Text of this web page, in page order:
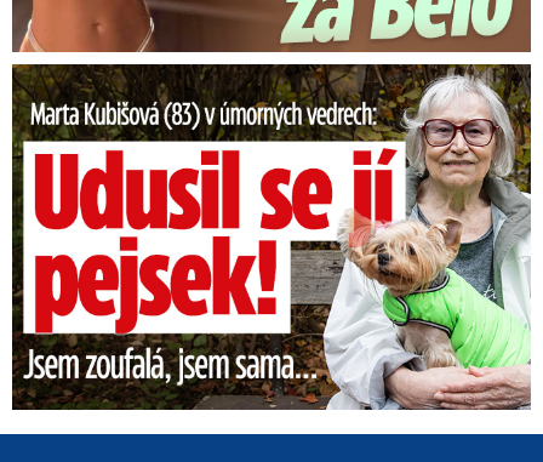
Marta Kubišová (83) v úmorných vedrech: Udusil se jí pejsek!